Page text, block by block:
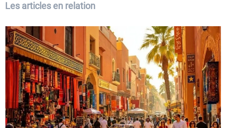
Les articles en relation